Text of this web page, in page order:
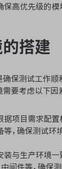
保高优先级的模
搭建
保测试工作顺
要考虑以下因
据项目需求配置
等，确保测试
装与生产环境一
中间件等，确保